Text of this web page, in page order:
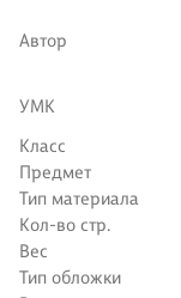
Автор
УМК
Класс
Предмет
Тип материала
Кол-во стр.
Вес
Тип обложки